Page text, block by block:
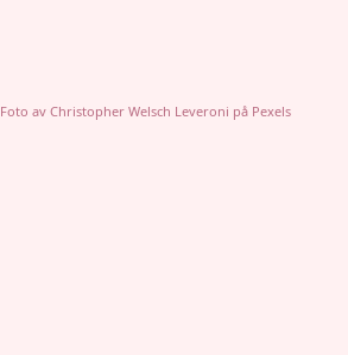
Foto av Christopher Welsch Leveroni på Pexels